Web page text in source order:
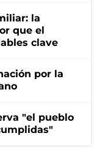
la
que el
clave
por la
"el pueblo